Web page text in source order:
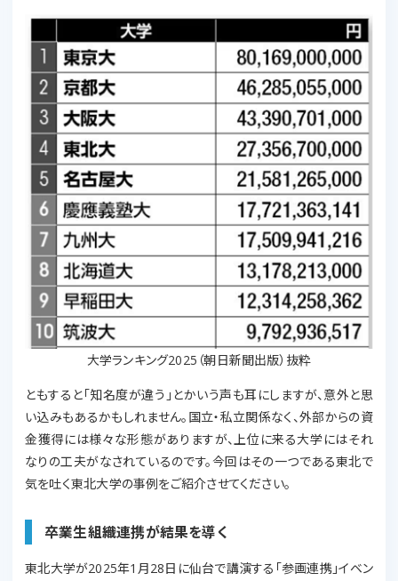
大学ランキング2025（朝日新聞出版）抜粋
ともすると「知名度が違う」とかいう声も耳にしますが、意外と思
い込みもあるかもしれません。国立・私立関係なく、外部からの資
金獲得には様々な形態がありますが、上位に来る大学にはそれ
なりの工夫がなされているのです。今回はその一つである東北で
気を吐く東北大学の事例をご紹介させてください。
卒業生組織連携が結果を導く
東北大学が2025年1月28日に仙台で講演する「参画連携」イベン